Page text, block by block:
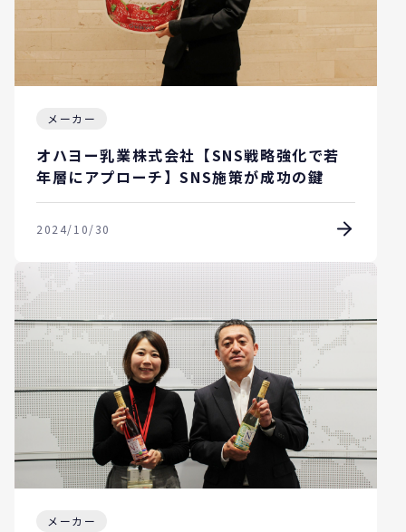
メーカー
オハヨー乳業株式会社【SNS戦略強化で若
年層にアプローチ】SNS施策が成功の鍵
2024/10/30
メーカー